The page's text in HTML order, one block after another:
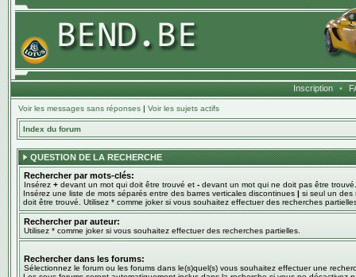
Inscription •
Voir les messages sans réponses | Voir les sujets actifs
Index du forum
QUESTION DE LA RECHERCHE
Rechercher par mots-clés:
Insérez + devant un mot qui doit être trouvé et - devant un mot qui ne doit pas être trouvé.
Insérez une liste de mots séparés entre des barres verticales discontinues | si seul un des
doit être trouvé. Utilisez * comme joker si vous souhaitez effectuer des recherches
Rechercher par auteur:
Utilisez * comme joker si vous souhaitez effectuer des recherches partielles.
Rechercher dans les forums:
Sélectionnez le forum ou les forums dans le(s)quel(s) vous souhaitez effectuer une